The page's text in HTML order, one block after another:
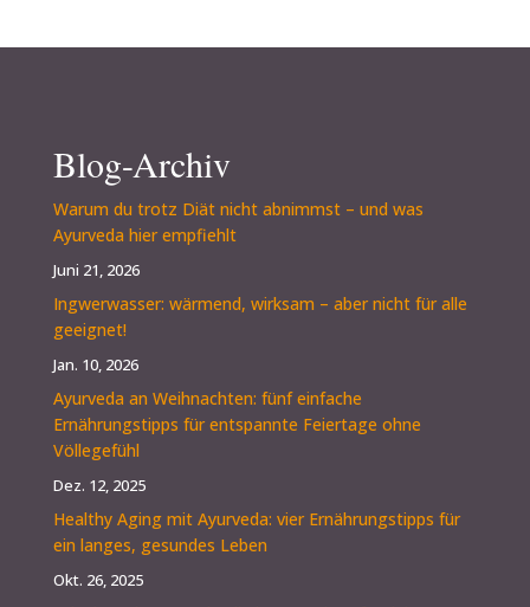
Blog-Archiv
Warum du trotz Diät nicht abnimmst – und was
Ayurveda hier empfiehlt
Juni 21, 2026
Ingwerwasser: wärmend, wirksam – aber nicht für alle
geeignet!
Jan. 10, 2026
Ayurveda an Weihnachten: fünf einfache
Ernährungstipps für entspannte Feiertage ohne
Völlegefühl
Dez. 12, 2025
Healthy Aging mit Ayurveda: vier Ernährungstipps für
ein langes, gesundes Leben
Okt. 26, 2025